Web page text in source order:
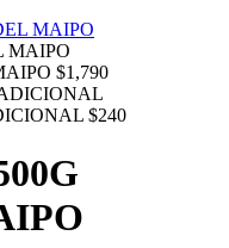
$1,790
$240